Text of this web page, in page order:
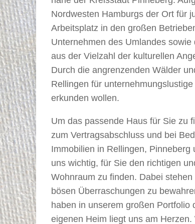
Nordwesten Hamburgs der Ort für
Arbeitsplatz in den großen
Unternehmen des Umlandes
aus der Vielzahl der kulturellen
Durch die angrenzenden Wälder
Rellingen für
erkunden wollen.
Um das passende Haus für Sie zu
zum Vertragsabschluss und bei
Immobilien in Rellingen,
uns wichtig, für Sie den richtigen
Wohnraum zu finden. Dabei
bösen Überraschungen zu
haben in unserem großen Portfolio
eigenen Heim liegt uns am